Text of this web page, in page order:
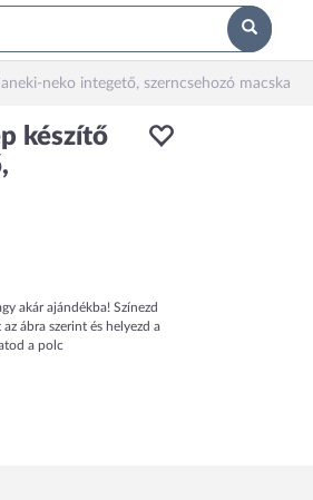
neko integető, szerncsehozó macska
készítő
akár ajándékba! Színezd
ábra szerint és helyezd a
a polc